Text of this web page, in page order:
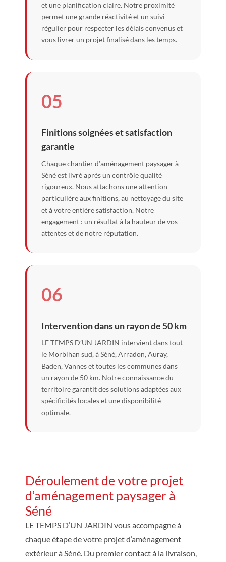
et une planification claire. Notre proximité
permet une grande réactivité et un suivi
régulier pour respecter les délais convenus et
vous livrer un projet finalisé dans les temps.
05
Finitions soignées et satisfaction
garantie
Chaque chantier d’aménagement paysager à
Séné est livré après un contrôle qualité
rigoureux. Nous attachons une attention
particulière aux finitions, au nettoyage du site
et à votre entière satisfaction. Notre
engagement : un résultat à la hauteur de vos
attentes et de notre réputation.
06
Intervention dans un rayon de 50 km
LE TEMPS D’UN JARDIN intervient dans tout
le Morbihan sud, à Séné, Arradon, Auray,
Baden, Vannes et toutes les communes dans
un rayon de 50 km. Notre connaissance du
territoire garantit des solutions adaptées aux
spécificités locales et une disponibilité
optimale.
Déroulement de votre projet
d’aménagement paysager à
Séné
LE TEMPS D’UN JARDIN vous accompagne à
chaque étape de votre projet d’aménagement
extérieur à Séné. Du premier contact à la livraison,